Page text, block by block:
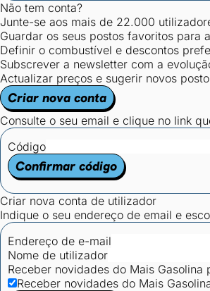
Não tem conta?
Junte-se aos mais de 22.000
Guardar os seus postos favoritos para
Definir o combustível e descontos
Subscrever a newsletter com a
Actualizar preços e sugerir novos
Criar nova conta
Consulte o seu email e clique no link
Código
Confirmar código
Criar nova conta de utilizador
Indique o seu endereço de email e
Endereço de e-mail
Nome de utilizador
Receber novidades do Mais Gasolina
Receber novidades do Mais